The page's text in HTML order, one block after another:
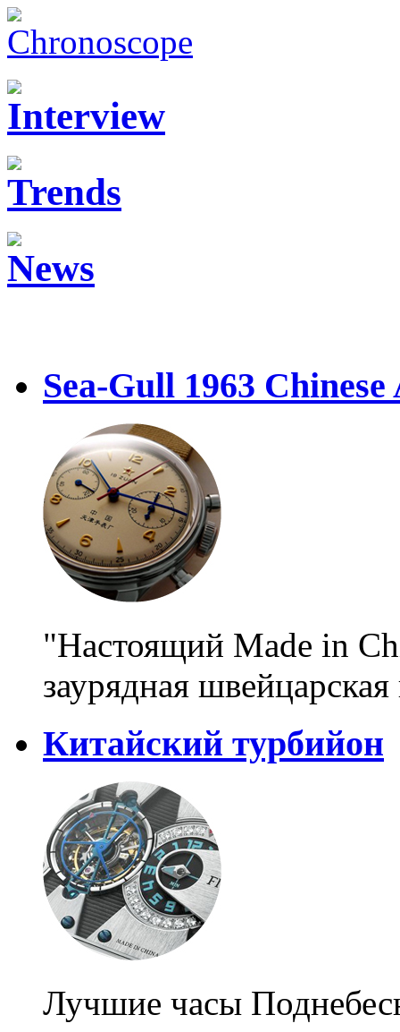
Sea-Gull 1963
"Настоящий Made in
заурядная
Китайский турбийон
Лучшие часы